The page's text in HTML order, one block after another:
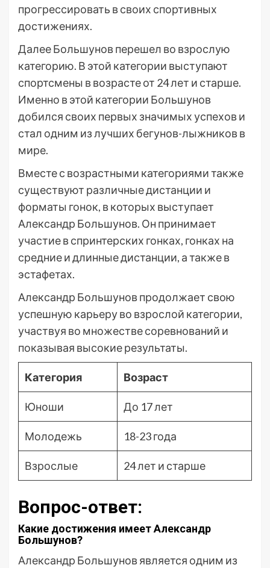
прогрессировать в своих спортивных
достижениях.
Далее Большунов перешел во взрослую
категорию. В этой категории выступают
спортсмены в возрасте от 24 лет и старше.
Именно в этой категории Большунов
добился своих первых значимых успехов и
стал одним из лучших бегунов-лыжников в
мире.
Вместе с возрастными категориями также
существуют различные дистанции и
форматы гонок, в которых выступает
Александр Большунов. Он принимает
участие в спринтерских гонках, гонках на
средние и длинные дистанции, а также в
эстафетах.
Александр Большунов продолжает свою
успешную карьеру во взрослой категории,
участвуя во множестве соревнований и
показывая высокие результаты.
Категория Возраст
Юноши До 17 лет
Молодежь 18-23 года
Взрослые 24 лет и старше
Вопрос-ответ:
Какие достижения имеет Александр
Большунов?
Александр Большунов является одним из